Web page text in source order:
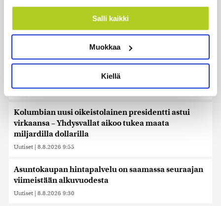
Kerätä tietoja maantieteellisestä sijainnistasi,
mahdollisesti muutaman metrin tarkkuudella
ominaispiirteitä aktiivisesti (sormenjäljen
Lue lisää siitä, miten henkilötietojasi käsitellään ja miten
suostumustasi tai peruuttaa sen milloin vain
evästeilmoituksessa.
Käytämme evästeitä tarjoamamme sisällön ja mainosten
räätälöimiseen, sosiaalisen median ominaisuuksien
tukemiseen ja kävijämäärämme analysoimiseen. Lisäksi
alan kumppaneillemme tietoja siitä, miten käytät
tietoja muihin tietoihin, joita olet antanut heille tai joita on
kerätty, kun olet käyttänyt heidän palvelujaan. Tietoja
saatetaan myös siirtää ulkomaille.
Salli kaikki
Muokkaa
Kiellä
Ensi viikolla Suomesta pääsee junalla
Haaparantaan, mutta matka taitetaan kuivin suin
Uutiset | 8.8.2026 10:44
auringonpimennys kiehtoo turisteja ja paljastaa
Uutiset | 8.8.2026 10:30
Kolumbian uusi oikeistolainen presidentti astui
virkaansa – Yhdysvallat aikoo tukea maata
miljardilla dollarilla
Uutiset | 8.8.2026 9:55
Asuntokaupan hintapalvelu on saamassa seuraajan
viimeistään alkuvuodesta
Uutiset | 8.8.2026 9:30